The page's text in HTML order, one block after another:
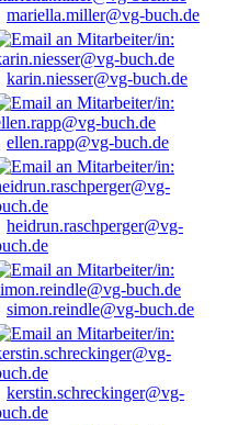
mariella.miller@vg-buch.de
karin.niesser@vg-buch.de
ellen.rapp@vg-buch.de
heidrun.raschperger@vg-
simon.reindle@vg-buch.de
kerstin.schreckinger@vg-